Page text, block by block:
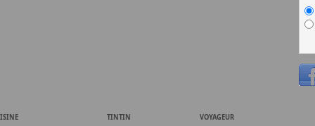
TINTIN VOYAGEUR